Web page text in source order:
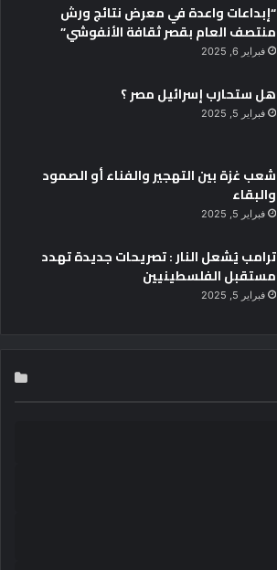
“إبداعات واعدة في معرض نتائج ورش
منتصف العام بقصر ثقافة الأنفوشي”
فبراير 6, 2025
هل ستحارب إسرائيل مصر ؟
فبراير 5, 2025
شعب غزة بين التهجير والفناء أو الصمود
والبقاء
فبراير 5, 2025
ترامب يُشعل النار : تصريحات جديدة تهدد
مستقبل الفلسطينيين
فبراير 5, 2025